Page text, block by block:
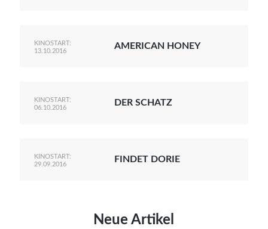
KINOSTART:
13.10.2016
AMERICAN HONEY
KINOSTART:
06.10.2016
DER SCHATZ
KINOSTART:
29.09.2016
FINDET DORIE
Neue Artikel